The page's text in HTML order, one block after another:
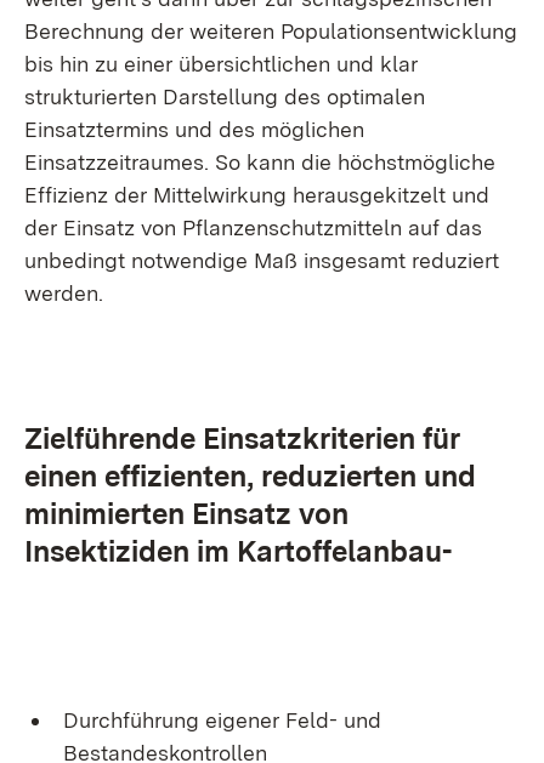
Berechnung der weiteren Populationsentwicklung
bis hin zu einer übersichtlichen und klar
strukturierten Darstellung des optimalen
Einsatztermins und des möglichen
Einsatzzeitraumes. So kann die höchstmögliche
Effizienz der Mittelwirkung herausgekitzelt und
der Einsatz von Pflanzenschutzmitteln auf das
unbedingt notwendige Maß insgesamt reduziert
werden.
Zielführende Einsatzkriterien für
einen effizienten, reduzierten und
minimierten Einsatz von
Insektiziden im Kartoffelanbau-
Durchführung eigener Feld- und
Bestandeskontrollen